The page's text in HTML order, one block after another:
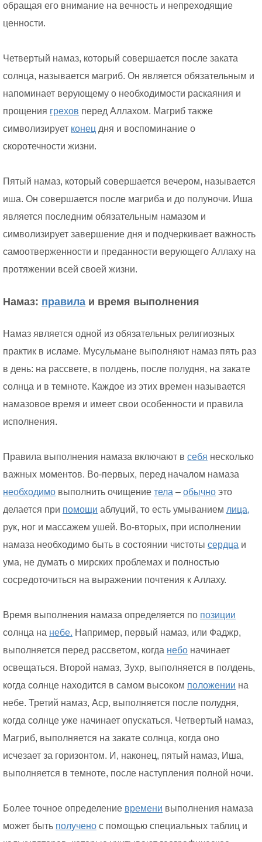
обращая его внимание на вечность и непреходящие
ценности.
Четвертый намаз, который совершается после заката
солнца, называется магриб. Он является обязательным и
напоминает верующему о необходимости раскаяния и
прощения грехов перед Аллахом. Магриб также
символизирует конец дня и воспоминание о
скоротечности жизни.
Пятый намаз, который совершается вечером, называется
иша. Он совершается после магриба и до полуночи. Иша
является последним обязательным намазом и
символизирует завершение дня и подчеркивает важность
самоотверженности и преданности верующего Аллаху на
протяжении всей своей жизни.
Намаз: правила и время выполнения
Намаз является одной из обязательных религиозных
практик в исламе. Мусульмане выполняют намаз пять раз
в день: на рассвете, в полдень, после полудня, на закате
солнца и в темноте. Каждое из этих времен называется
намазовое время и имеет свои особенности и правила
исполнения.
Правила выполнения намаза включают в себя несколько
важных моментов. Во-первых, перед началом намаза
необходимо выполнить очищение тела – обычно это
делается при помощи аблуций, то есть умыванием лица,
рук, ног и массажем ушей. Во-вторых, при исполнении
намаза необходимо быть в состоянии чистоты сердца и
ума, не думать о мирских проблемах и полностью
сосредоточиться на выражении почтения к Аллаху.
Время выполнения намаза определяется по позиции
солнца на небе. Например, первый намаз, или Фаджр,
выполняется перед рассветом, когда небо начинает
освещаться. Второй намаз, Зухр, выполняется в полдень,
когда солнце находится в самом высоком положении на
небе. Третий намаз, Аср, выполняется после полудня,
когда солнце уже начинает опускаться. Четвертый намаз,
Магриб, выполняется на закате солнца, когда оно
исчезает за горизонтом. И, наконец, пятый намаз, Иша,
выполняется в темноте, после наступления полной ночи.
Более точное определение времени выполнения намаза
может быть получено с помощью специальных таблиц и